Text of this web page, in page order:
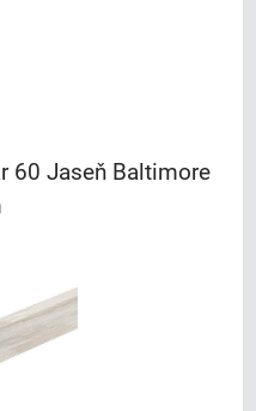
60 Jaseň Baltimore